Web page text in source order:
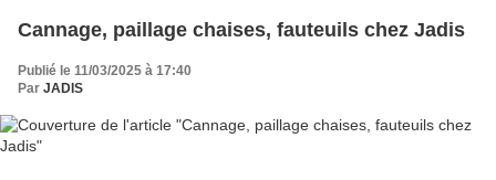
Cannage, paillage chaises, fauteuils chez Jadis
Publié le 11/03/2025 à 17:40
Par JADIS